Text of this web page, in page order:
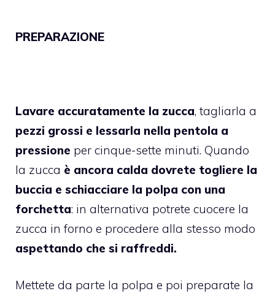
PREPARAZIONE
Lavare accuratamente la zucca, tagliarla a
pezzi grossi e lessarla nella pentola a
pressione per cinque-sette minuti. Quando
la zucca è ancora calda dovrete togliere la
buccia e schiacciare la polpa con una
forchetta: in alternativa potrete cuocere la
zucca in forno e procedere alla stesso modo
aspettando che si raffreddi.
Mettete da parte la polpa e poi preparate la